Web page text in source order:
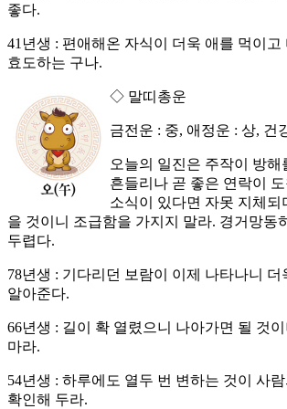
좋다.
41년생 : 편애해온 자식이 더욱 애를 먹이고
효도하는 구나.
◇ 말띠총운
금전운 : 중, 애정운 : 상, 건
오늘의 일진은 주작이 방해
흔들리나 곧 좋은 연락이
소식이 있다면 자못 지체되
을 것이니 조급함을 가지지 말라. 경거망동
두렵다.
78년생 : 기다리던 보람이 이제 나타나니 더
알아준다.
66년생 : 길이 확 열렸으니 나아가면 될 것이
마라.
54년생 : 하루에도 열두 번 변하는 것이 사
확인해 두라.